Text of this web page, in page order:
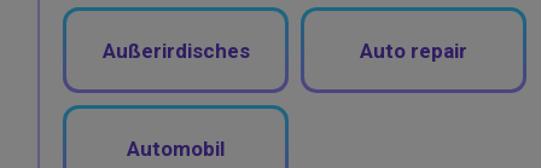
Außerirdisches Auto repair
Automobil